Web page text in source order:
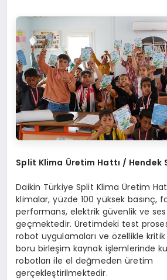
Split Klima Üretim Hattı / Hendek
Daikin Türkiye Split Klima Üretim
klimalar, yüzde 100 yüksek basınç,
performans, elektrik güvenlik ve
geçmektedir. Üretimdeki test
robot uygulamaları ve özellikle
boru birleşim kaynak işlemlerinde
robotları ile el değmeden üretim
gerçekleştirilmektedir.